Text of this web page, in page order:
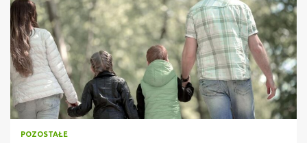
POZOSTAŁE